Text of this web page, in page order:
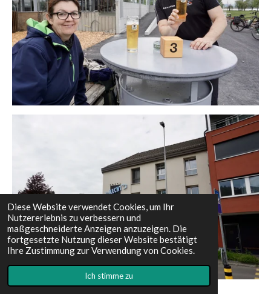
Diese Website verwendet Cookies, um Ihr
Nutzererlebnis zu verbessern und
maßgeschneiderte Anzeigen anzuzeigen. Die
fortgesetzte Nutzung dieser Website bestätigt
Ihre Zustimmung zur Verwendung von Cookies.
Ich stimme zu